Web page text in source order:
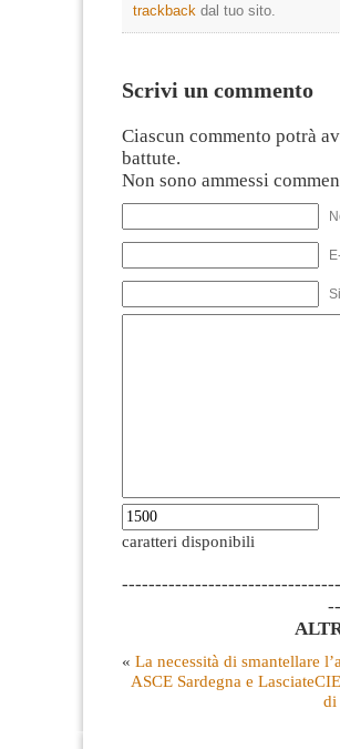
trackback dal tuo sito.
Scrivi un commento
Ciascun commento potrà
battute.
Non sono ammessi
caratteri disponibili
« La necessità di smantellare
ASCE Sardegna e
di